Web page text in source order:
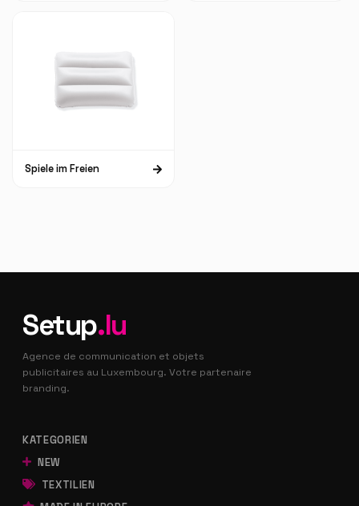
Spiele im Freien
Setup.lu
Agence de communication et objets
publicitaires au Luxembourg. Votre partenaire
branding.
KATEGORIEN
NEW
TEXTILIEN